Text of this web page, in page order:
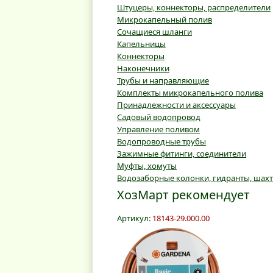
Штуцеры, коннекторы, распределители
Микрокапельный полив
Сочащиеся шланги
Капельницы
Коннекторы
Наконечники
Трубы и направляющие
Комплекты микрокапельного полива
Принадлежности и аксессуары
Садовый водопровод
Управление поливом
Водопроводные трубы
Зажимные фитинги, соединители
Муфты, хомуты
Водозаборные колонки, гидранты,
ХозМарт рекомендует
Артикул: 18143-29.000.00